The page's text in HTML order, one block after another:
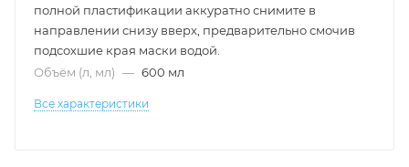
полной пластификации аккуратно снимите в
направлении снизу вверх, предварительно смочив
подсохшие края маски водой.
Объём (л, мл) — 600 мл
Все характеристики